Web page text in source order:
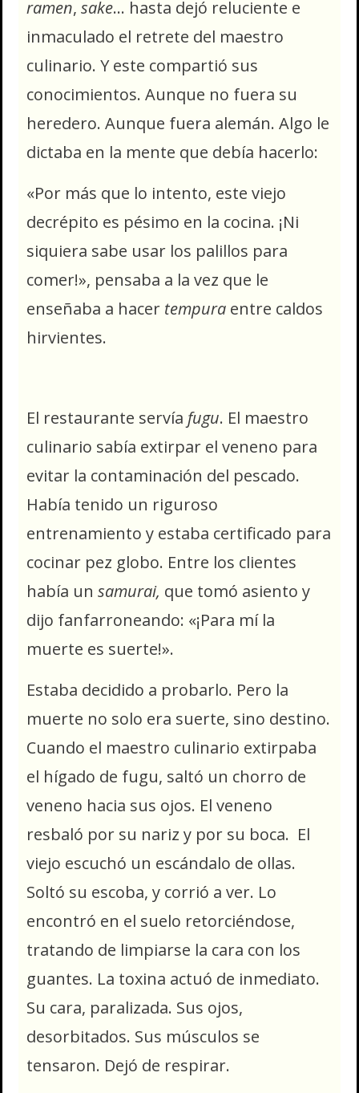
ramen, sake… hasta dejó reluciente e
inmaculado el retrete del maestro
culinario. Y este compartió sus
conocimientos. Aunque no fuera su
heredero. Aunque fuera alemán. Algo le
dictaba en la mente que debía hacerlo:
«Por más que lo intento, este viejo
decrépito es pésimo en la cocina. ¡Ni
siquiera sabe usar los palillos para
comer!», pensaba a la vez que le
enseñaba a hacer tempura entre caldos
hirvientes.
El restaurante servía fugu. El maestro
culinario sabía extirpar el veneno para
evitar la contaminación del pescado.
Había tenido un riguroso
entrenamiento y estaba certificado para
cocinar pez globo. Entre los clientes
había un samurai, que tomó asiento y
dijo fanfarroneando: «¡Para mí la
muerte es suerte!».
Estaba decidido a probarlo. Pero la
muerte no solo era suerte, sino destino.
Cuando el maestro culinario extirpaba
el hígado de fugu, saltó un chorro de
veneno hacia sus ojos. El veneno
resbaló por su nariz y por su boca. El
viejo escuchó un escándalo de ollas.
Soltó su escoba, y corrió a ver. Lo
encontró en el suelo retorciéndose,
tratando de limpiarse la cara con los
guantes. La toxina actuó de inmediato.
Su cara, paralizada. Sus ojos,
desorbitados. Sus músculos se
tensaron. Dejó de respirar.